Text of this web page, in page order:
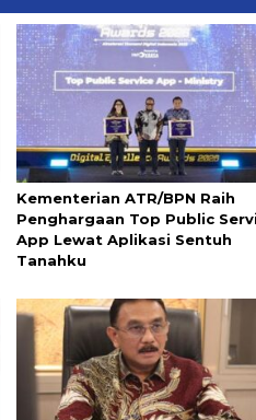
Kementerian ATR/BPN Raih
Penghargaan Top Public
App Lewat Aplikasi Sentuh
Tanahku